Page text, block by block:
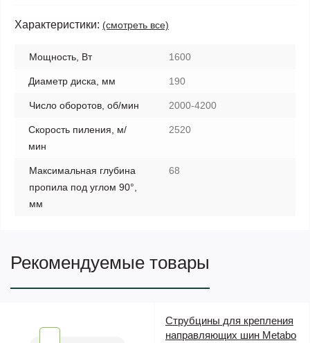
Характеристики: (смотреть все)
Мощность, Вт 1600
Диаметр диска, мм 190
Число оборотов, об/мин 2000-4200
Скорость пиления, м/
мин
2520
Максимальная глубина
пропила под углом 90°,
мм
68
Рекомендуемые товары
Струбцины для крепления
направляющих шин Metabo